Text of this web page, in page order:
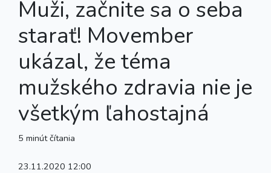
Muži, začnite sa o seba
starať! Movember
ukázal, že téma
mužského zdravia nie je
všetkým ľahostajná
5 minút čítania
23.11.2020 12:00